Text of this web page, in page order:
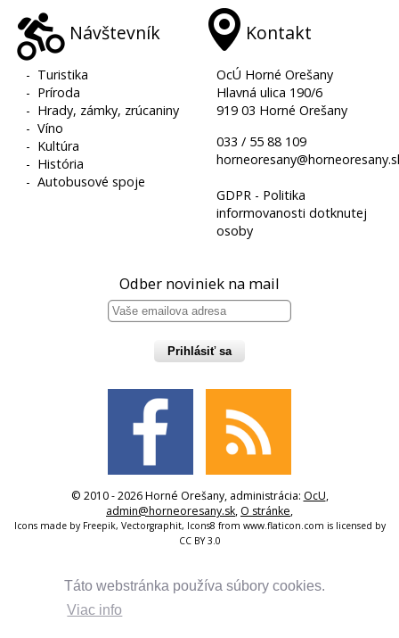
Táto webstránka používa súbory cookies.
Viac info
Návštevník
- Turistika
- Príroda
- Hrady, zámky, zrúcaniny
-Víno
- Kultúra
- História
-Autobusové spoje
Kontakt
OcÚ Horné Orešany
Hlavná ulica 190/6
919 03 Horné Orešany
033 / 55 88 109
GDPR - Politika
informovanosti dotknutej
osoby
Odber noviniek na mail
Prihlásiť sa
© 2010 - 2026 Horné Orešany, administrácia: OcU,
admin@horneoresany.sk, O stránke,
Icons made by Freepik, Vectorgraphit, Icons8 from www.flaticon.com is licensed by
CC BY 3.0